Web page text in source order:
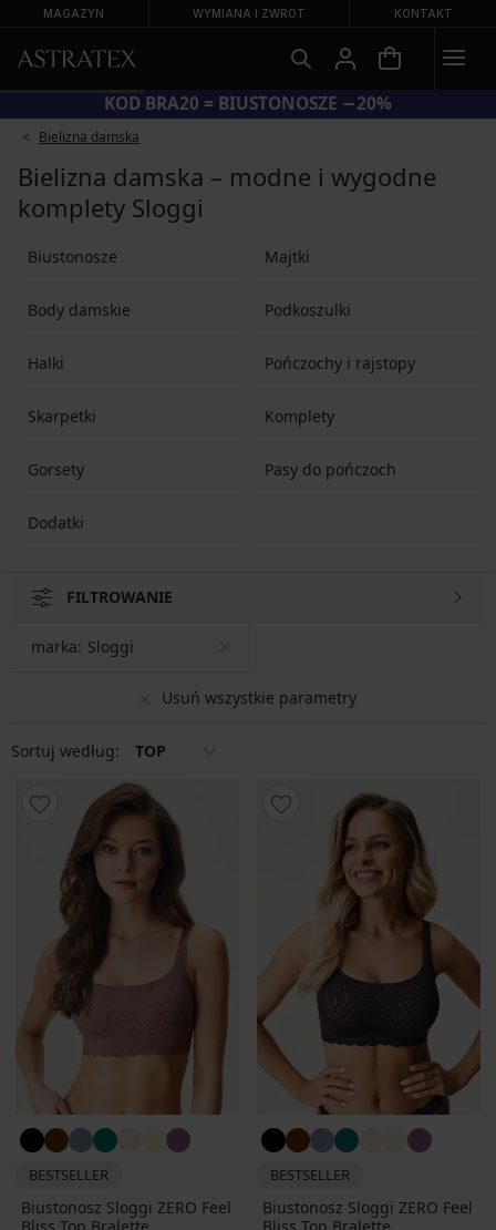
MAGAZYN WYMIANA I ZWROT KONTAKT
KOD BRA20 = BIUSTONOSZE −20%
Bielizna damska
Bielizna damska – modne i wygodne
komplety Sloggi
Biustonosze Majtki
Body damskie Podkoszulki
Halki Pończochy i rajstopy
Skarpetki Komplety
Gorsety Pasy do pończoch
Dodatki
FILTROWANIE
Usuń wszystkie parametry
marka: Sloggi
Sortuj według: TOP
BESTSELLER
Biustonosz Sloggi ZERO Feel
Bliss Top Bralette
BESTSELLER
Biustonosz Sloggi ZERO Feel
Bliss Top Bralette